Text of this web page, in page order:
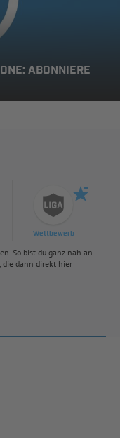
ABONNIERE
Wettbewerb
So bist du ganz nah an
die dann direkt hier